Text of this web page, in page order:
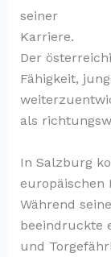
seiner
Karriere.
Der
Fähigkeit,
als
In Salzburg
europäischen
Während
beeindruckte
und